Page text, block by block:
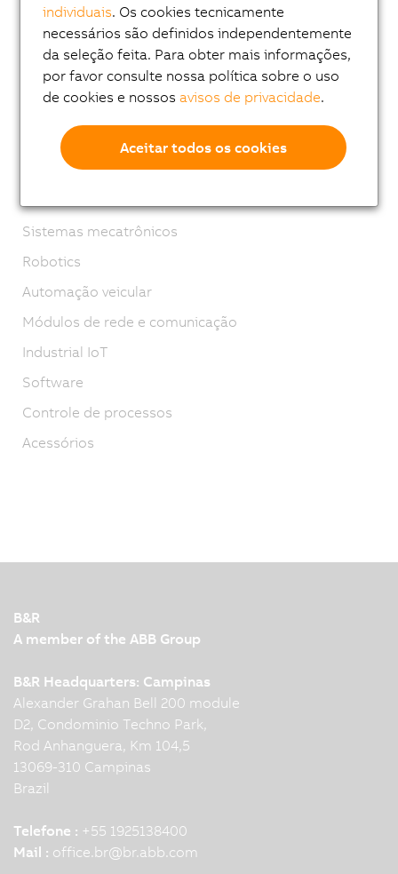
PCs Industriais
IHM
Sistemas de controle
Sistemas de visão
Tecnologia de segurança
Sistemas mecatrônicos
Robotics
Automação veicular
Módulos de rede e comunicação
Industrial IoT
Software
Controle de processos
Acessórios
B&R
A member of the ABB Group
B&R Headquarters: Campinas
Alexander Grahan Bell 200 module
D2, Condominio Techno Park,
Rod Anhanguera, Km 104,5
13069-310 Campinas
Brazil
Telefone : +55 1925138400
Mail : office.br@br.abb.com
individuais. Os cookies tecnicamente
necessários são definidos independentemente
da seleção feita. Para obter mais informações,
por favor consulte nossa política sobre o uso
de cookies e nossosavisos de privacidade.
Aceitar todos os cookies